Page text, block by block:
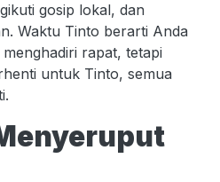
gosip lokal, dan
Waktu Tinto berarti Anda
rapat, tetapi
untuk Tinto, semua